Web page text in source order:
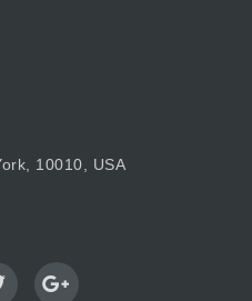
10010, USA